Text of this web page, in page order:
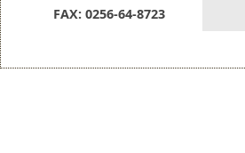
FAX: 0256-64-8723